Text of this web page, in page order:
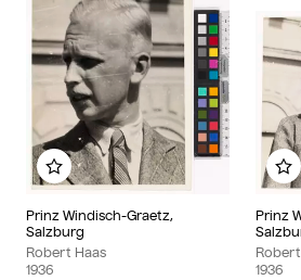
Prinz Windisch-Graetz,
Salzburg
Robert Haas
1936
Add to my album
Prinz
1936